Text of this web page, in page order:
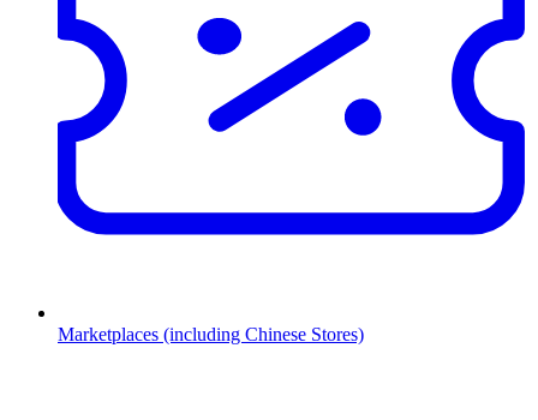
Marketplaces (including Chinese Stores)